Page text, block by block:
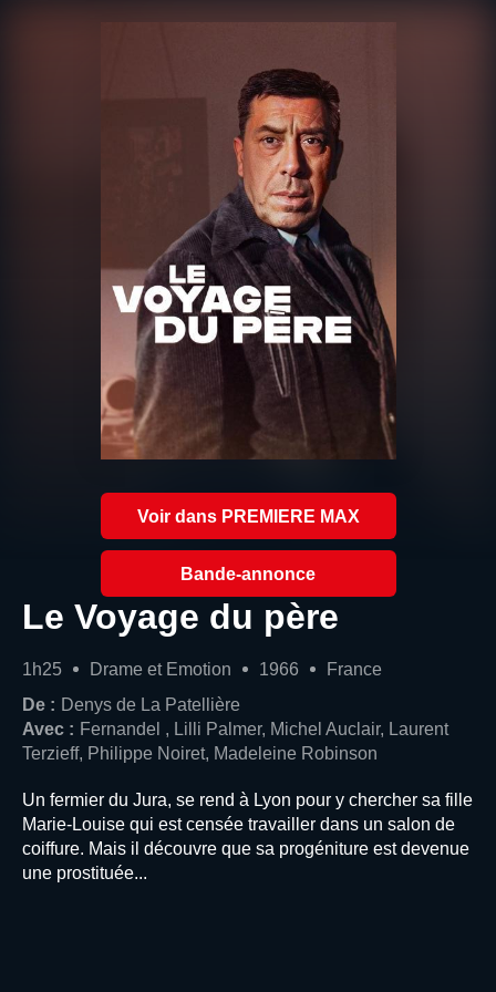
Voir dans PREMIERE MAX
Bande-annonce
Le Voyage du père
1h25 Drame et Emotion 1966
France
De : Denys de La Patellière
Avec : Fernandel , Lilli Palmer, Michel Auclair, Laurent
Terzieff, Philippe Noiret, Madeleine Robinson
Un fermier du Jura, se rend à Lyon pour y chercher sa fille
Marie-Louise qui est censée travailler dans un salon de
coiffure. Mais il découvre que sa progéniture est devenue
une prostituée...